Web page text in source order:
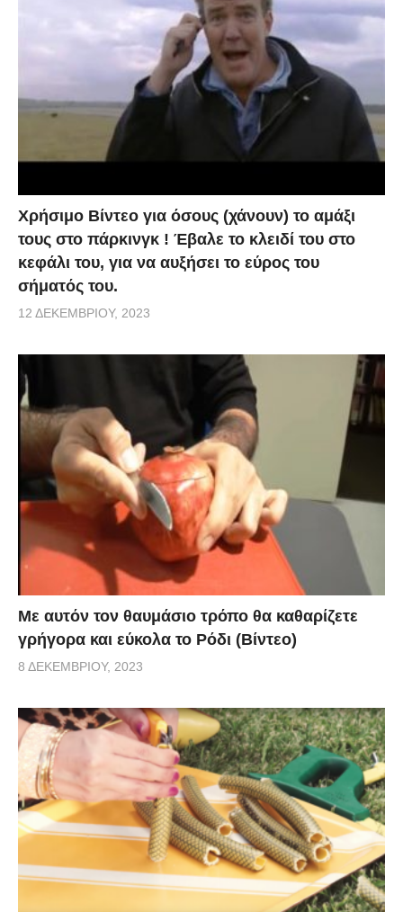
Χρήσιμο Βίντεο για όσους (χάνουν) το αμάξι
τους στο πάρκινγκ ! Έβαλε το κλειδί του στο
κεφάλι του, για να αυξήσει το εύρος του
σήματός του.
12 ΔΕΚΕΜΒΡΊΟΥ, 2023
Με αυτόν τον θαυμάσιο τρόπο θα καθαρίζετε
γρήγορα και εύκολα το Ρόδι (Βίντεο)
8 ΔΕΚΕΜΒΡΊΟΥ, 2023